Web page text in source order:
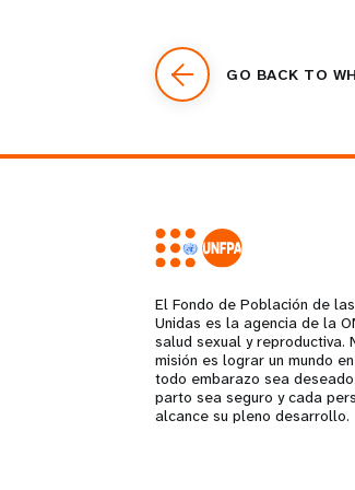
GO BACK TO
El Fondo de Población de
Unidas es la agencia de la
salud sexual y reproductiva.
misión es lograr un mundo
todo embarazo sea
parto sea seguro y cada
alcance su pleno desarrollo.